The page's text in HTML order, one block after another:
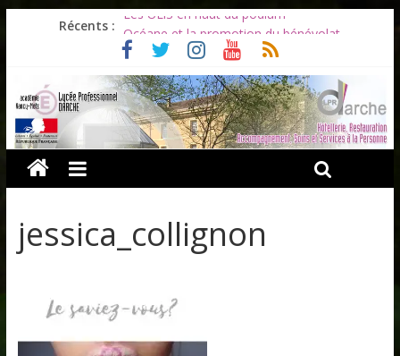
Récents : Les ULiS en haut du podium
Océane et la promotion du bénévolat
Bonnes vacances à tous !
Infos rentrée septembre 2026
Soirée d’adieux au Lycée Darche
jessica_collignon